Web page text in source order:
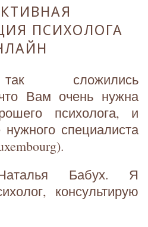
ПСИХОЛОГА
сложились
Вам очень нужна
психолога, и
специалиста
Бабух. Я
консультирую